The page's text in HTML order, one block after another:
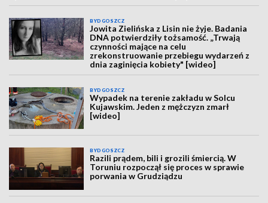
BYDGOSZCZ
Jowita Zielińska z Lisin nie żyje. Badania
DNA potwierdziły tożsamość. „Trwają
czynności mające na celu
zrekonstruowanie przebiegu wydarzeń z
dnia zaginięcia kobiety" [wideo]
BYDGOSZCZ
Wypadek na terenie zakładu w Solcu
Kujawskim. Jeden z mężczyzn zmarł
[wideo]
BYDGOSZCZ
Razili prądem, bili i grozili śmiercią. W
Toruniu rozpoczął się proces w sprawie
porwania w Grudziądzu